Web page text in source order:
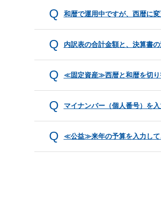
和暦で運用中ですが、西暦に変
内訳表の合計金額と、決算書
≪固定資産≫西暦と和暦を切り
マイナンバー（個人番号）を
≪公益≫来年の予算を入力して